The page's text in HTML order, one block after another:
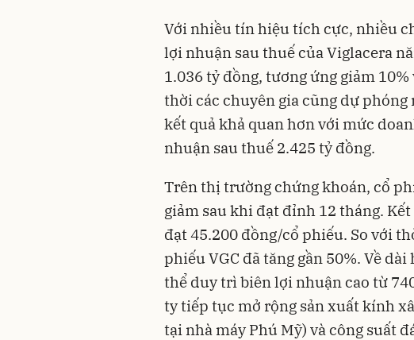
Với nhiều tín hiệu tích cực, nhiều
lợi nhuận sau thuế của Viglacera
1.036 tỷ đồng, tương ứng giảm
thời các chuyên gia cũng dự
kết quả khả quan hơn với mức
nhuận sau thuế 2.425 tỷ đồng.
Trên thị trường chứng khoán, cổ
giảm sau khi đạt đỉnh 12 tháng.
đạt 45.200 đồng/cổ phiếu. So với
phiếu VGC đã tăng gần 50%. Về
thể duy trì biên lợi nhuận cao từ
ty tiếp tục mở rộng sản xuất kính
tại nhà máy Phú Mỹ) và công suất